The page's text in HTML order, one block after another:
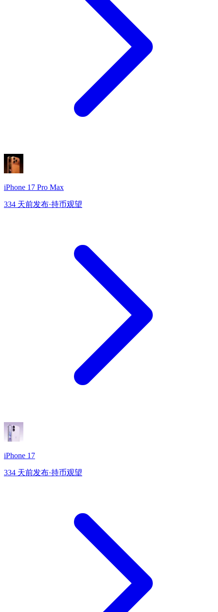
iPhone 17 Pro Max
334 天前发布·持币观望
iPhone 17
334 天前发布·持币观望